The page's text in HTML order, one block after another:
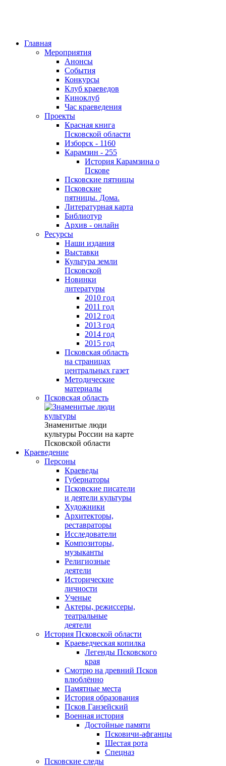
Главная
Мероприятия
Анонсы
События
Конкурсы
Клуб краеведов
Киноклуб
Час краеведения
Проекты
Красная книга
Псковской области
Изборск - 1160
Карамзин - 255
История Карамзина о
Пскове
Псковские пятницы
Псковские
пятницы. Дома.
Литературная карта
Библиотур
Архив - онлайн
Ресурсы
Наши издания
Выставки
Культура земли
Псковской
Новинки
литературы
2010 год
2011 год
2012 год
2013 год
2014 год
2015 год
Псковская область
на страницах
центральных газет
Методические
материалы
Псковская область
Знаменитые люди
культуры России на карте
Псковской области
Краеведение
Персоны
Краеведы
Губернаторы
Псковские писатели
и деятели культуры
Художники
Архитекторы,
реставраторы
Исследователи
Композиторы,
музыканты
Религиозные
деятели
Исторические
личности
Ученые
Актеры, режиссеры,
театральные
деятели
История Псковской области
Краеведческая копилка
Легенды Псковского
края
Смотрю на древний Псков
влюблённо
Памятные места
История образования
Псков Ганзейский
Военная история
Достойные памяти
Псковичи-афганцы
Шестая рота
Спецназ
Псковские следы